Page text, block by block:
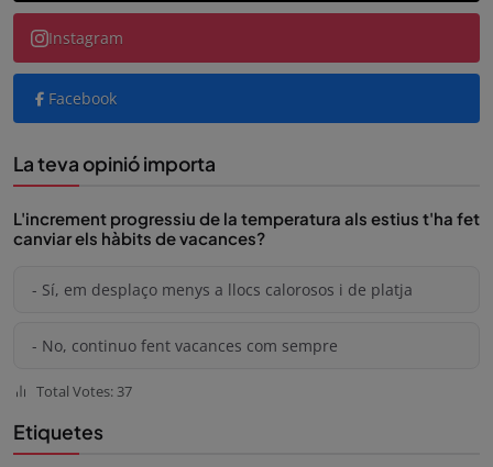
Instagram
Facebook
La teva opinió importa
L'increment progressiu de la temperatura als estius t'ha fet
canviar els hàbits de vacances?
- Sí, em desplaço menys a llocs calorosos i de platja
- No, continuo fent vacances com sempre
Total Votes: 37
Etiquetes